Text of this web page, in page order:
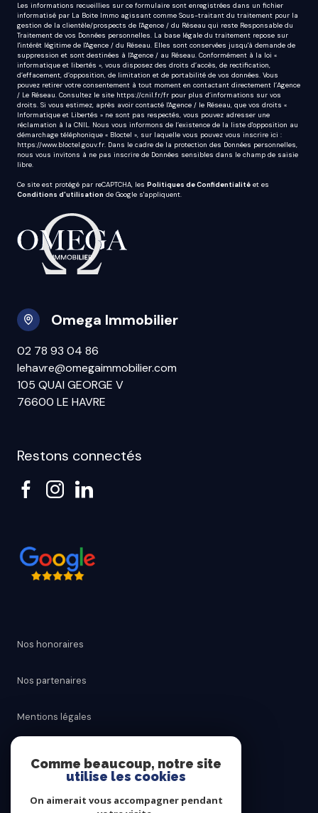
Les informations recueillies sur ce formulaire sont enregistrées dans un fichier
informatisé par La Boite Immo agissant comme Sous-traitant du traitement pour la
gestion de la clientèle/prospects de l'Agence / du Réseau qui reste Responsable du
Traitement de vos Données personnelles. La base légale du traitement repose sur
l'intérêt légitime de l'Agence / du Réseau. Elles sont conservées jusqu'à demande de
suppression et sont destinées à l'Agence / au Réseau. Conformément à la loi «
informatique et libertés », vous disposez des droits d’accès, de rectification,
d’effacement, d’opposition, de limitation et de portabilité de vos données. Vous
pouvez retirer votre consentement à tout moment en contactant directement l’Agence
/ Le Réseau. Consultez le site https://cnil.fr/fr pour plus d’informations sur vos
droits. Si vous estimez, après avoir contacté l'Agence / le Réseau, que vos droits «
Informatique et Libertés » ne sont pas respectés, vous pouvez adresser une
réclamation à la CNIL. Nous vous informons de l’existence de la liste d'opposition au
démarchage téléphonique « Bloctel », sur laquelle vous pouvez vous inscrire ici :
https://www.bloctel.gouv.fr. Dans le cadre de la protection des Données personnelles,
nous vous invitons à ne pas inscrire de Données sensibles dans le champ de saisie
libre.
Ce site est protégé par reCAPTCHA, les Politiques de Confidentialité et es
Conditions d'utilisation de Google s'appliquent.
Omega Immobilier
02 78 93 04 86
lehavre@omegaimmobilier.com
105 QUAI GEORGE V
76600 LE HAVRE
Restons connectés
Nos honoraires
Nos partenaires
Mentions légales
Comme beaucoup, notre site
utilise les cookies
On aimerait vous accompagner pendant